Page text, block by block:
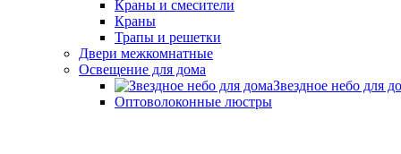
Краны и смесители
Краны
Трапы и решетки
Двери межкомнатные
Освещение для дома
Звездное небо для
Оптоволоконные люстры